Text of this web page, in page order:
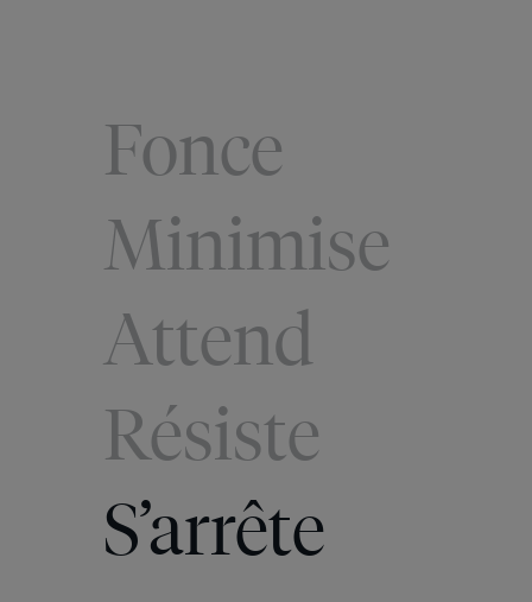
Fonce
Minimise
Attend
Résiste
S’arrête